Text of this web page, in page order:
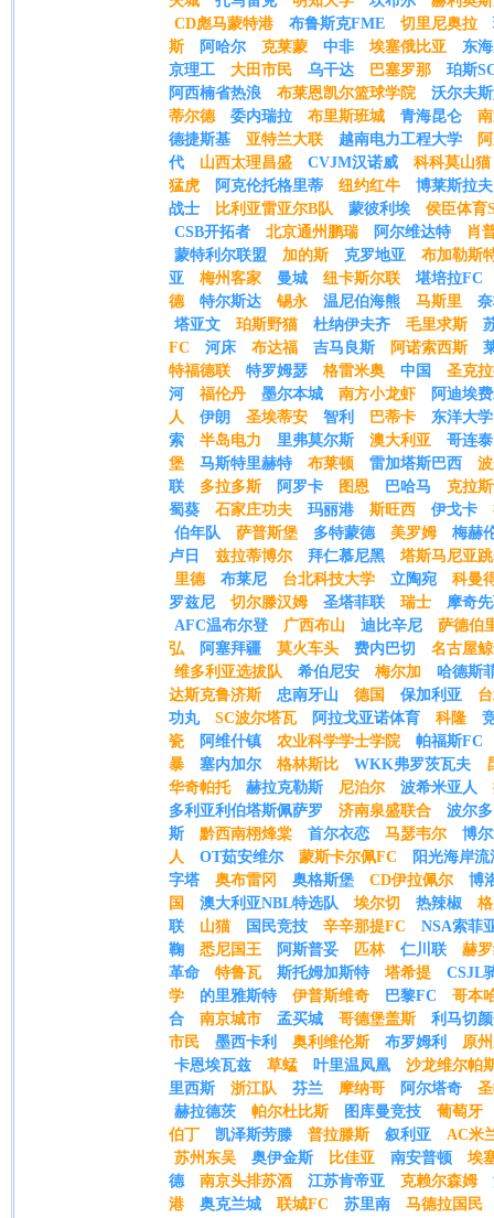
CD彪马蒙特港
布鲁斯克FME 切里尼奥拉
斯
阿哈尔 克莱蒙 中非 埃塞俄比亚
东
京理工
大田市民 乌干达 巴塞罗那
珀斯
阿西楠省热浪
布莱恩凯尔篮球学院
沃尔夫
蒂尔德
委内瑞拉 布里斯班城 青海昆仑
德捷斯基
亚特兰大联 越南电力工程大学
代
山西太理昌盛 CVJM汉诺威
科科莫山猫
猛虎
阿克伦托格里蒂 纽约红牛
博莱斯拉夫
战士
比利亚雷亚尔B队 蒙彼利埃
侯臣体育
CSB开拓者
北京通州鹏瑞 阿尔维达特
肖
蒙特利尔联盟
加的斯 克罗地亚
布加勒斯
亚
梅州客家 曼城 纽卡斯尔联
堪培拉FC
德
特尔斯达 锡永 温尼伯海熊 马斯里
塔亚文
珀斯野猫 杜纳伊夫齐 毛里求斯
FC
河床 布达福 吉马良斯 阿诺索西斯
特福德联
特罗姆瑟 格雷米奥 中国
圣克
河
福伦丹 墨尔本城 南方小龙虾
阿迪埃
人
伊朗 圣埃蒂安 智利 巴蒂卡
东洋大学
索
半岛电力 里弗莫尔斯 澳大利亚
哥连
堡
马斯特里赫特 布莱顿 雷加塔斯巴西
联
多拉多斯 阿罗卡 图恩 巴哈马
克拉
蜀葵
石家庄功夫 玛丽港 斯旺西 伊戈卡
伯年队
萨普斯堡 多特蒙德 美罗姆
梅赫
卢日
兹拉蒂博尔 拜仁慕尼黑
塔斯马尼亚
里德
布莱尼 台北科技大学 立陶宛
科曼
罗兹尼
切尔滕汉姆 圣塔菲联 瑞士
摩奇
AFC温布尔登
广西布山 迪比辛尼
萨德伯
弘
阿塞拜疆 莫火车头 费内巴切
名古屋
维多利亚选拔队
希伯尼安 梅尔加
哈德斯
达斯克鲁济斯
忠南牙山 德国 保加利亚
功丸
SC波尔塔瓦 阿拉戈亚诺体育 科隆
瓷
阿维什镇 农业科学学士学院
帕福斯FC
暴
塞内加尔 格林斯比 WKK弗罗茨瓦夫
华奇帕托
赫拉克勒斯 尼泊尔 波希米亚人
多利亚利伯塔斯佩萨罗
济南泉盛联合
波尔多
斯
黔西南栩烽棠 首尔衣恋 马瑟韦尔
博
人
OT茹安维尔 蒙斯卡尔佩FC
阳光海岸流
字塔
奥布雷冈 奥格斯堡 CD伊拉佩尔
博
国
澳大利亚NBL特选队 埃尔切 热辣椒
联
山猫 国民竞技 辛辛那提FC
NSA索菲
鞠
悉尼国王 阿斯普妥 匹林 仁川联
赫
革命
特鲁瓦 斯托姆加斯特 塔希提
CSJL
学
的里雅斯特 伊普斯维奇 巴黎FC
哥本
合
南京城市 孟买城 哥德堡盖斯
利马切
市民
墨西卡利 奥利维伦斯 布罗姆利
原
卡恩埃瓦兹
草蜢 叶里温凤凰
沙龙维尔帕
里西斯
浙江队 芬兰 摩纳哥 阿尔塔奇
赫拉德茨
帕尔杜比斯 图库曼竞技
葡萄牙
伯丁
凯泽斯劳滕 普拉滕斯 叙利亚
AC米
苏州东吴
奥伊金斯 比佳亚 南安普顿
埃
德
南京头排苏酒 江苏肯帝亚 克赖尔森姆
港
奥克兰城 联城FC 苏里南
马德拉国民